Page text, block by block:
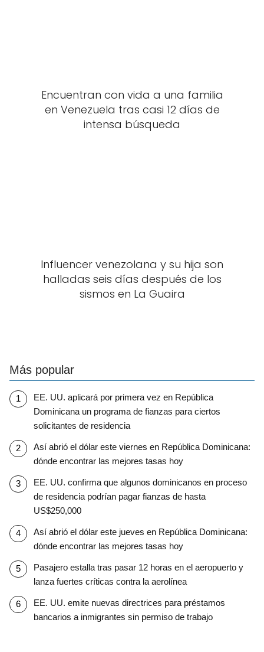
Encuentran con vida a una familia
en Venezuela tras casi 12 días de
intensa búsqueda
Influencer venezolana y su hija son
halladas seis días después de los
sismos en La Guaira
Más popular
EE. UU. aplicará por primera vez en República
Dominicana un programa de fianzas para ciertos
solicitantes de residencia
Así abrió el dólar este viernes en República Dominicana:
dónde encontrar las mejores tasas hoy
EE. UU. confirma que algunos dominicanos en proceso
de residencia podrían pagar fianzas de hasta
US$250,000
Así abrió el dólar este jueves en República Dominicana:
dónde encontrar las mejores tasas hoy
Pasajero estalla tras pasar 12 horas en el aeropuerto y
lanza fuertes críticas contra la aerolínea
EE. UU. emite nuevas directrices para préstamos
bancarios a inmigrantes sin permiso de trabajo